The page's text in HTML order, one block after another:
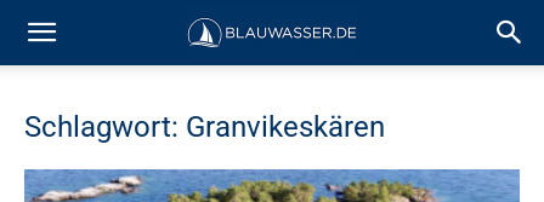
Schlagwort: Granvikeskären